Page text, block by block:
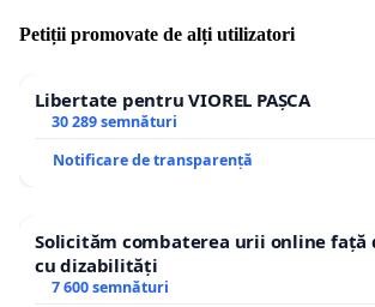
Petiții promovate de alți utilizatori
Libertate pentru VIOREL PAȘCA
30 289 semnături
Notificare de transparență
Solicităm combaterea urii online față
cu dizabilități
7 600 semnături